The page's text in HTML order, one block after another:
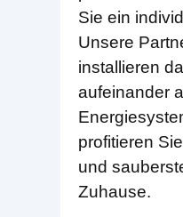
Sie ein
Unsere
installieren
aufeinander
profitieren
und
Zuhause.